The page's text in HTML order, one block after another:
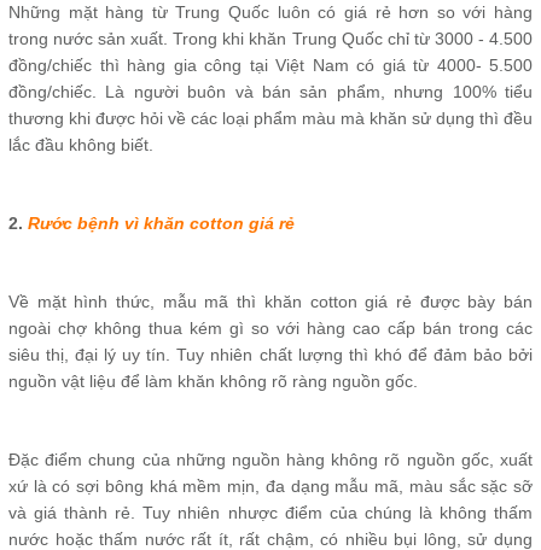
Những mặt hàng từ Trung Quốc luôn có giá rẻ hơn so với hàng
trong nước sản xuất. Trong khi khăn Trung Quốc chỉ từ 3000 - 4.500
đồng/chiếc thì hàng gia công tại Việt Nam có giá từ 4000- 5.500
đồng/chiếc. Là người buôn và bán sản phẩm, nhưng 100% tiểu
thương khi được hỏi về các loại phẩm màu mà khăn sử dụng thì đều
lắc đầu không biết.
2. Rước bệnh vì khăn cotton giá rẻ
Về mặt hình thức, mẫu mã thì khăn cotton giá rẻ được bày bán
ngoài chợ không thua kém gì so với hàng cao cấp bán trong các
siêu thị, đại lý uy tín. Tuy nhiên chất lượng thì khó để đảm bảo bởi
nguồn vật liệu để làm khăn không rõ ràng nguồn gốc.
Đặc điểm chung của những nguồn hàng không rõ nguồn gốc, xuất
xứ là có sợi bông khá mềm mịn, đa dạng mẫu mã, màu sắc sặc sỡ
và giá thành rẻ. Tuy nhiên nhược điểm của chúng là không thấm
nước hoặc thấm nước rất ít, rất chậm, có nhiều bụi lông, sử dụng